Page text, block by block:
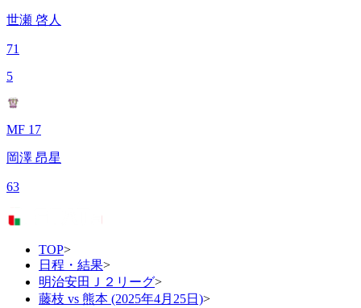
世瀬 啓人
71
5
MF 17
岡澤 昂星
63
TOP>
日程・結果>
明治安田Ｊ２リーグ>
藤枝 vs 熊本 (2025年4月25日)>